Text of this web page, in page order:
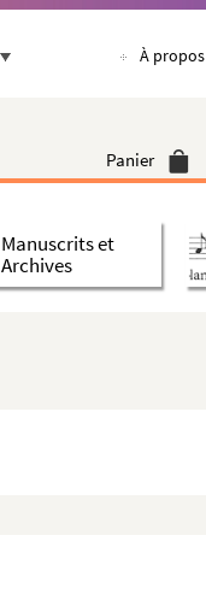
À propos
Panier
Manuscrits et
Archives